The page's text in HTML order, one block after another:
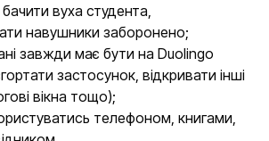
вуха студента,
навушники заборонено;
завжди має бути на Duolingo
застосунок, відкривати інші
вікна тощо);
телефоном, книгами,